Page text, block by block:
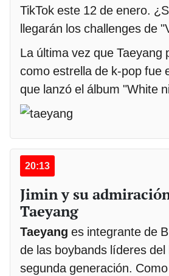
TikTok este 12 de enero.
llegarán los challenges de
La última vez que Taeyang
como estrella de k-pop fue
que lanzó el álbum "White
20:13
Jimin y su
Taeyang
Taeyang es integrante de
de las boybands líderes del
segunda generación.